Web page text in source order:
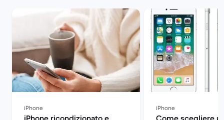
iPhone
iPhone ricondizionato e
iPhone
Come scegliere